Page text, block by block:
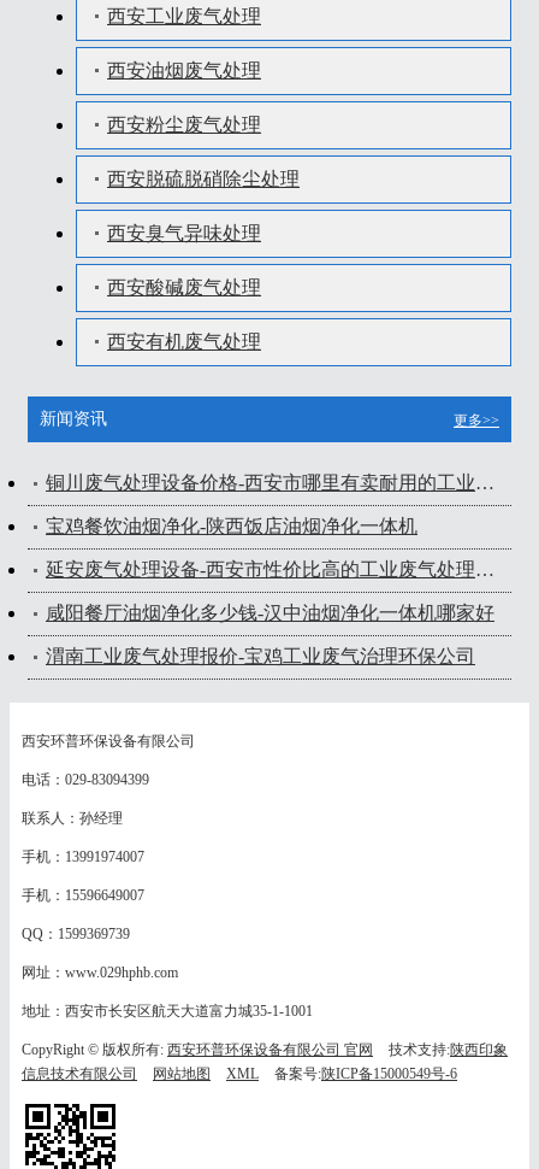
西安工业废气处理
西安油烟废气处理
西安粉尘废气处理
西安脱硫脱硝除尘处理
西安臭气异味处理
西安酸碱废气处理
西安有机废气处理
更多>>
新闻资讯
铜川废气处理设备价格-西安市哪里有卖耐用的工业废气处理设备
宝鸡餐饮油烟净化-陕西饭店油烟净化一体机
延安废气处理设备-西安市性价比高的工业废气处理设备出售
咸阳餐厅油烟净化多少钱-汉中油烟净化一体机哪家好
渭南工业废气处理报价-宝鸡工业废气治理环保公司
西安环普环保设备有限公司
电话：029-83094399
联系人：孙经理
手机：13991974007
手机：15596649007
QQ：1599369739
网址：www.029hphb.com
地址：西安市长安区航天大道富力城35-1-1001
CopyRight © 版权所有: 西安环普环保设备有限公司 官网 技术支持:陕西印象
信息技术有限公司
网站地图 XML 备案号:陕ICP备15000549号-6